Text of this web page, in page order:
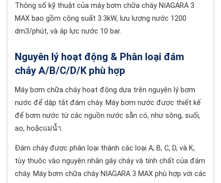
Thông số kỹ thuật của máy bơm chữa cháy NIAGARA 3
MAX bao gồm công suất 3.3kW, lưu lượng nước 1200
dm3/phút, và áp lực nước 10 bar.
Nguyên lý hoạt động & Phân loại đám
cháy A/B/C/D/K phù hợp
Máy bơm chữa cháy hoạt động dựa trên nguyên lý bơm
nước để dập tắt đám cháy. Máy bơm nước được thiết kế
để bơm nước từ các nguồn nước sẵn có, như sông, suối,
ao, hoặcแม่น้ำ.
Đám cháy được phân loại thành các loại A, B, C, D, và K,
tùy thuộc vào nguyên nhân gây cháy và tính chất của đám
cháy. Máy bơm chữa cháy NIAGARA 3 MAX phù hợp với các